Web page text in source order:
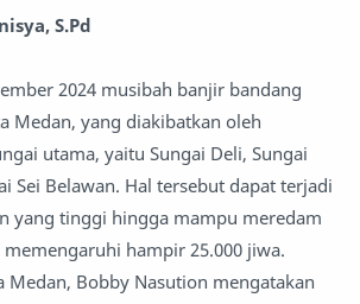
S.Pd
2024 musibah banjir bandang
Medan, yang diakibatkan oleh
utama, yaitu Sungai Deli, Sungai
Sei Belawan. Hal tersebut dapat terjadi
yang tinggi hingga mampu meredam
hampir 25.000 jiwa.
Medan, Bobby Nasution mengatakan